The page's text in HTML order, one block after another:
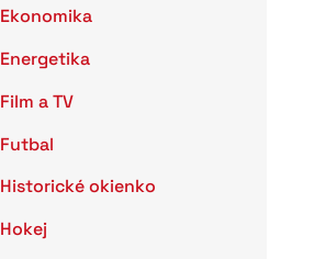
Ekonomika
Energetika
Film a TV
Futbal
Historické okienko
Hokej